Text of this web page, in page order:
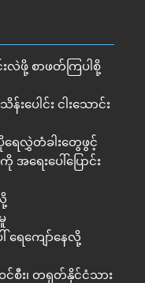
လဲဖို့ စာဖတ်ကြပါစို့
ပေါင်း ငါး​သောင်း
ေလွှဲတံခါးတွေဖွင့်
ေးပေါ်ပြောင်း
ရေကျော်နေလို့
ဝင်စီး၊ တရုတ်နိုင်ငံသား